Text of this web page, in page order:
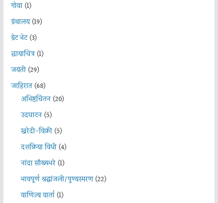
गोवा(1)
ग्रंथालय(19)
ग्रेट भेट(3)
छायाचित्र(1)
जयंती(29)
जाहिरात(68)
अभिष्ठचिंतन(20)
उदघाटन(5)
खरेदी-विक्री(5)
दशक्रिया विधी(4)
नांदा सौख्यभरे(1)
भावपूर्ण श्रद्धांजली/पुण्यस्मरण(22)
वाणिज्य वार्ता(1)